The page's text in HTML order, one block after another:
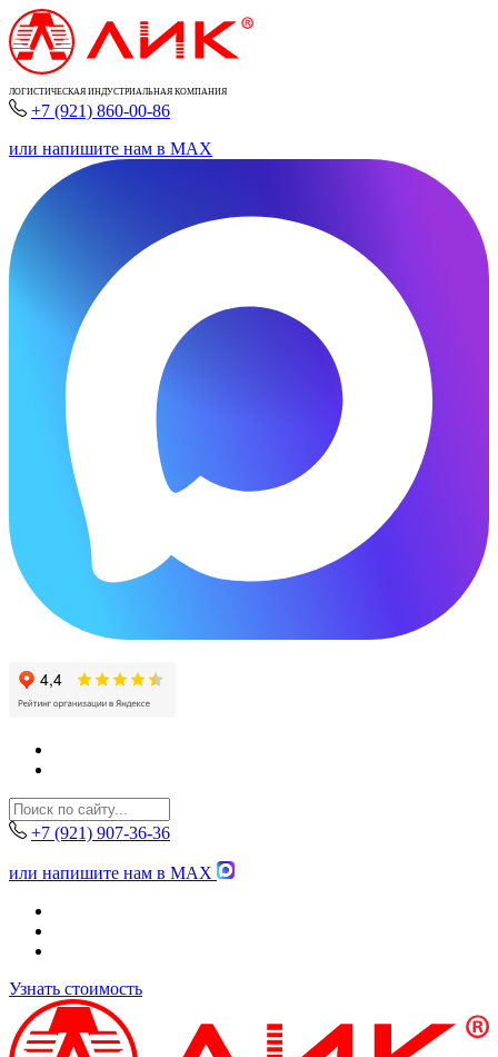
ЛОГИСТИЧЕСКАЯ ИНДУСТРИАЛЬНАЯ КОМПАНИЯ
+7 (921) 860-00-86
или напишите нам в MAX
+7 (921) 907-36-36
или напишите нам в MAX
Узнать стоимость